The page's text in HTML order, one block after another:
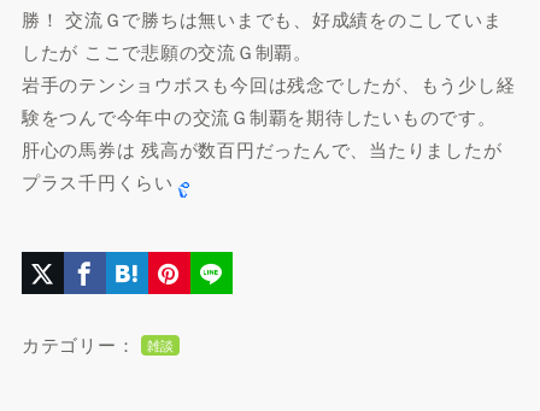
勝！ 交流Ｇで勝ちは無いまでも、好成績をのこしていま
したが ここで悲願の交流Ｇ制覇。
岩手のテンショウボスも今回は残念でしたが、もう少し経
験をつんで今年中の交流Ｇ制覇を期待したいものです。
肝心の馬券は 残高が数百円だったんで、当たりましたが
プラス千円くらい
カテゴリー： 雑談